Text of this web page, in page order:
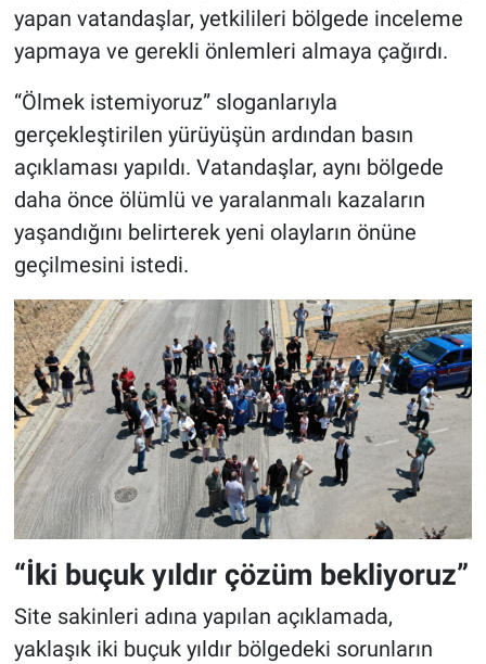
yapan vatandaşlar, yetkilileri bölgede inceleme
yapmaya ve gerekli önlemleri almaya çağırdı.
“Ölmek istemiyoruz” sloganlarıyla
gerçekleştirilen yürüyüşün ardından basın
açıklaması yapıldı. Vatandaşlar, aynı bölgede
daha önce ölümlü ve yaralanmalı kazaların
yaşandığını belirterek yeni olayların önüne
geçilmesini istedi.
“İki buçuk yıldır çözüm bekliyoruz”
Site sakinleri adına yapılan açıklamada,
yaklaşık iki buçuk yıldır bölgedeki sorunların